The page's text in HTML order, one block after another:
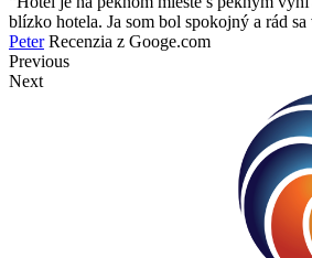
blízko hotela. Ja som bol spokojný a rád sa
Peter Recenzia z Googe.com
Previous
Next